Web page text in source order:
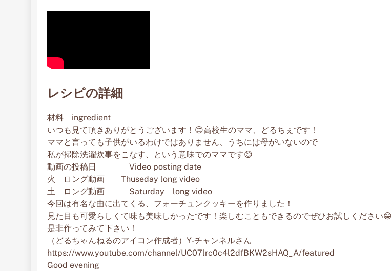
レシピの詳細
材料 ingredient
いつも見て頂きありがとうございます！😊高校生のママ、どるちぇです！
ママと言っても子供がいるわけではありません、うちには母がいないので
私が掃除洗濯炊事をこなす、という意味でのママです😊
動画の投稿日 Video posting date
火 ロング動画 Thuseday long video
土 ロング動画 Saturday long video
今回は有名な曲に出てくる、フォーチュンクッキーを作りました！
見た目も可愛らしくて味も美味しかったです！楽しむこともできるのでぜひお試しください😁
是非作ってみて下さい！
（どるちゃんねるのアイコン作成者）Y-チャンネルさん
https://www.youtube.com/channel/UC07lrc0c4l2dfBKW2sHAQ_A/featured
Good evening